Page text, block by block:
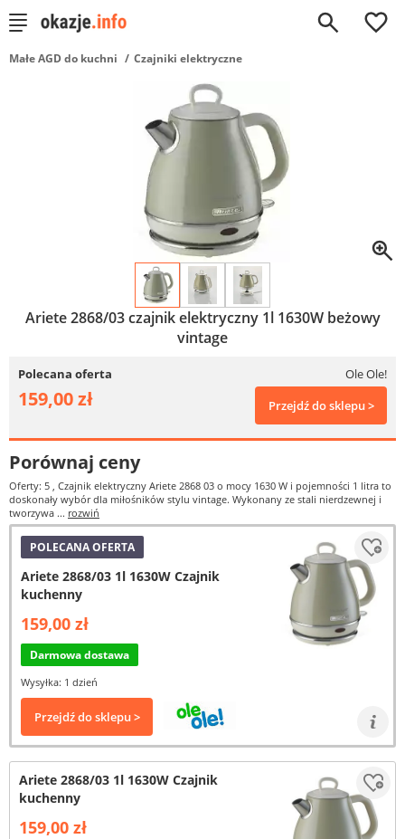
0
Małe AGD do kuchni Czajniki elektryczne
Ariete 2868/03 czajnik elektryczny 1l 1630W beżowy
vintage
Polecana oferta Ole Ole!
159,00 zł Przejdź do sklepu >
Porównaj ceny
Oferty: 5 , Czajnik elektryczny Ariete 2868 03 o mocy 1630 W i pojemności 1 litra to
doskonały wybór dla miłośników stylu vintage. Wykonany ze stali nierdzewnej i
tworzywa ... rozwiń
POLECANA OFERTA
Ariete 2868/03 1l 1630W Czajnik
kuchenny
159,00 zł
Darmowa dostawa
Wysyłka: 1 dzień
Przejdź do sklepu >
Ariete 2868/03 1l 1630W Czajnik
kuchenny
159,00 zł